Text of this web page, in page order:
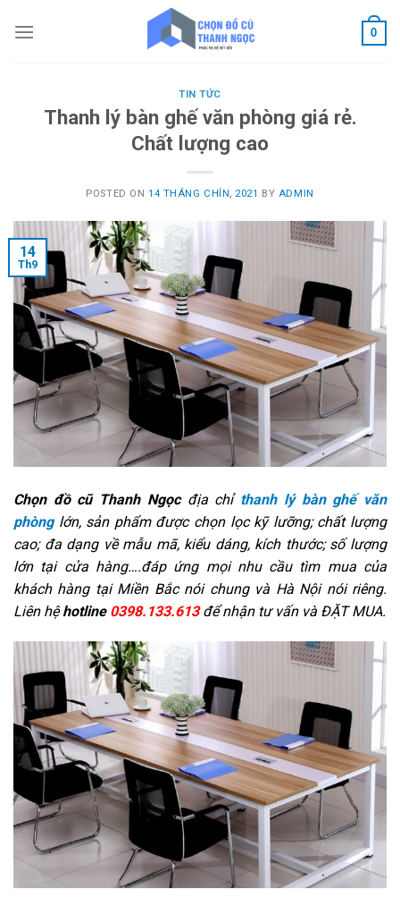
0
TIN TỨC
Thanh lý bàn ghế văn phòng giá rẻ.
Chất lượng cao
POSTED ON 14 THÁNG CHÍN, 2021 BY ADMIN
14
Th9
Chọn đồ cũ Thanh Ngọcđịa chỉ thanh lý bàn ghế văn
phòng lớn, sản phẩm được chọn lọc kỹ lưỡng; chất lượng
cao; đa dạng về mẫu mã, kiểu dáng, kích thước; số lượng
lớn tại cửa hàng….đáp ứng mọi nhu cầu tìm mua của
khách hàng tại Miền Bắc nói chung và Hà Nội nói riêng.
Liên hệhotline 0398.133.613để nhận tư vấn và ĐẶT MUA.